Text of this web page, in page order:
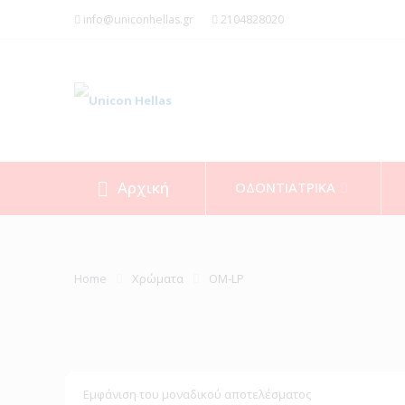
info@uniconhellas.gr 2104828020
Αρχική ΟΔΟΝΤΙΑΤΡΙΚΑ
Home Χρώματα OM-LP
Εμφάνιση του μοναδικού αποτελέσματος